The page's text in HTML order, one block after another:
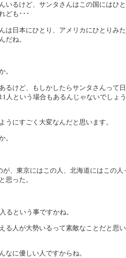
いるけど、サンタさんはこの国にはひと
ども･･･
は日本にひとり、アメリカにひとりみ
だね。
。
るけど、もしかしたらサンタさんって
人という場合もあるんじゃないでしょう
にすごく大変なんだと思います。
。
、東京にはこの人、北海道にはこの人
思った。
るという事ですかね。
る人が大勢いるって素敵なことだと思い
なに優しい人ですからね。